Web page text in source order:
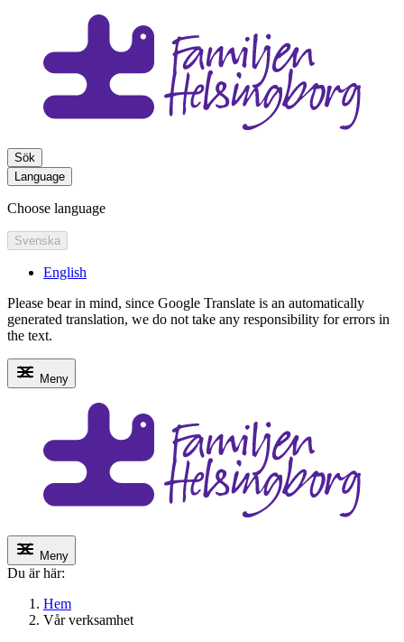
Sök
Language
Choose language
Svenska
English
Please bear in mind, since Google Translate is an automatically
generated translation, we do not take any responsibility for errors in
the text.
Meny
Meny
Du är här:
Hem
Vår verksamhet